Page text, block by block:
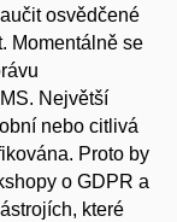
osvědčené
Momentálně se
Největší
nebo citlivá
Proto by
o GDPR a
které